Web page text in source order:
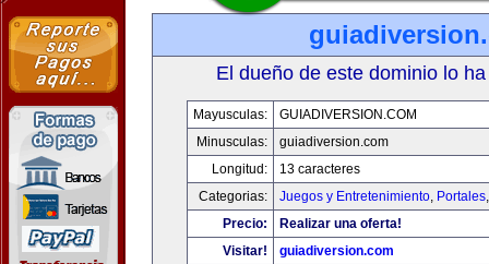
El dueño de este dominio lo
Mayusculas:
GUIADIVERSION.COM
Minusculas:
guiadiversion.com
Longitud:
13 caracteres
Categorias:
Juegos y Entretenimiento, Portales
Precio:
Realizar una oferta!
Visitar!
guiadiversion.com